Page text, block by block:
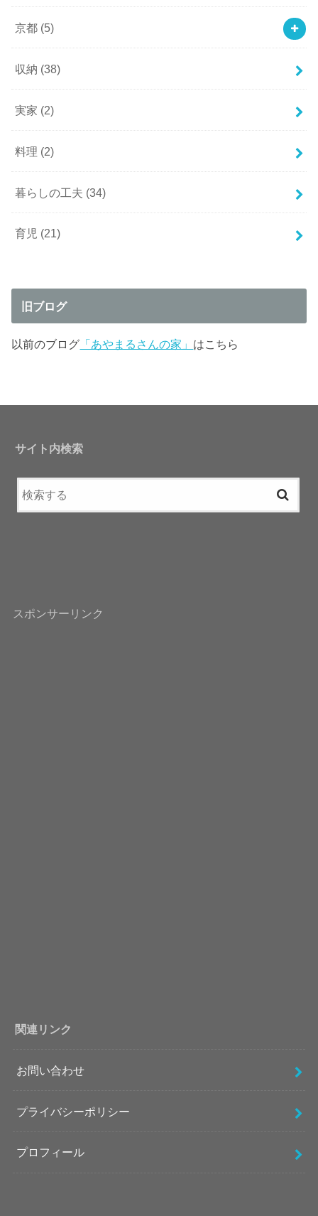
京都 (5)
収納 (38)
実家 (2)
料理 (2)
暮らしの工夫 (34)
育児 (21)
旧ブログ
以前のブログ 「あやまるさんの家」 はこちら
サイト内検索
スポンサーリンク
関連リンク
お問い合わせ
プライバシーポリシー
プロフィール